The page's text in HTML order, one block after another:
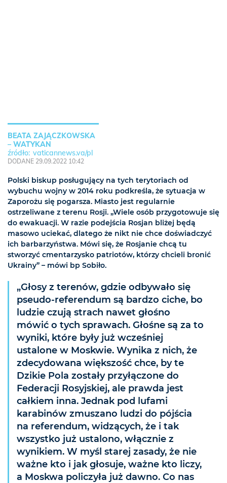
BEATA ZAJĄCZKOWSKA
– WATYKAN
vaticannews.va/pl
DODANE 29.09.2022 10:42
Polski biskup posługujący na tych terytoriach od
wybuchu wojny w 2014 roku podkreśla, że sytuacja w
Zaporożu się pogarsza. Miasto jest regularnie
ostrzeliwane z terenu Rosji. „Wiele osób przygotowuje się
do ewakuacji. W razie podejścia Rosjan bliżej będą
masowo uciekać, dlatego że nikt nie chce doświadczyć
ich barbarzyństwa. Mówi się, że Rosjanie chcą tu
stworzyć cmentarzysko patriotów, którzy chcieli bronić
Ukrainy” – mówi bp Sobiło.
„Głosy z terenów, gdzie odbywało się
pseudo-referendum są bardzo ciche, bo
ludzie czują strach nawet głośno
mówić o tych sprawach. Głośne są za to
wyniki, które były już wcześniej
ustalone w Moskwie. Wynika z nich, że
zdecydowana większość chce, by te
Dzikie Pola zostały przyłączone do
Federacji Rosyjskiej, ale prawda jest
całkiem inna. Jednak pod lufami
karabinów zmuszano ludzi do pójścia
na referendum, widzących, że i tak
wszystko już ustalono, włącznie z
wynikiem. W myśl starej zasady, że nie
ważne kto i jak głosuje, ważne kto liczy,
a Moskwa policzyła już dawno. Co nas